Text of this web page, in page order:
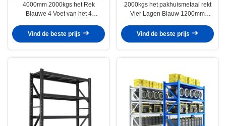
4000mm 2000kgs het Rek
Blauwe 4 Voet van het 4
Vind de beste prijs
2000kgs het pakhuismetaal rekt
Vier Lagen Blauw 1200mm
Vind de beste prijs